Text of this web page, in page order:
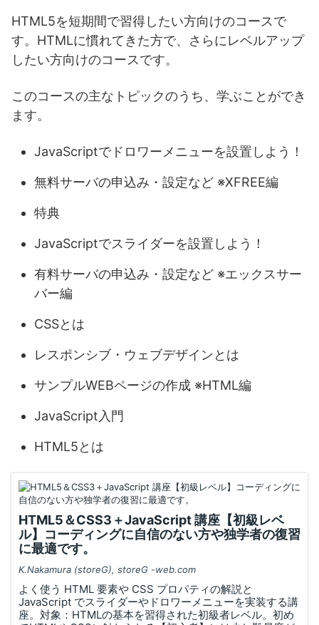
HTML5を短期間で習得したい方向けのコースで
す。HTMLに慣れてきた方で、さらにレベルアップ
したい方向けのコースです。
このコースの主なトピックのうち、学ぶことができ
ます。
JavaScriptでドロワーメニューを設置しよう！
無料サーバの申込み・設定など ※XFREE編
特典
JavaScriptでスライダーを設置しよう！
有料サーバの申込み・設定など ※エックスサー
バー編
CSSとは
レスポンシブ・ウェブデザインとは
サンプルWEBページの作成 ※HTML編
JavaScript入門
HTML5とは
HTML5＆CSS3＋JavaScript 講座【初級レベ
ル】コーディングに自信のない方や独学者の復習
に最適です。
K.Nakamura (storeG), storeG -web.com
よく使う HTML 要素や CSS プロパティの解説と
JavaScript でスライダーやドロワーメニューを実装する講
座。対象：HTMLの基本を習得された初級者レベル。初め